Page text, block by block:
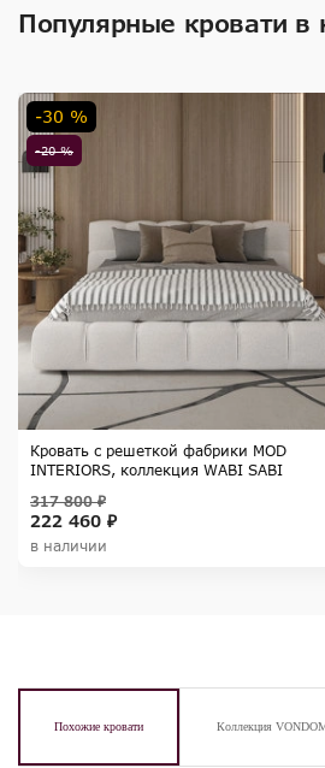
Популярные кровати в
-20 %
-30 %
Кровать с решеткой фабрики MOD
INTERIORS, коллекция WABI SABI
222 460 ₽
317 800 ₽
в наличии
Похожие кровати Коллекция